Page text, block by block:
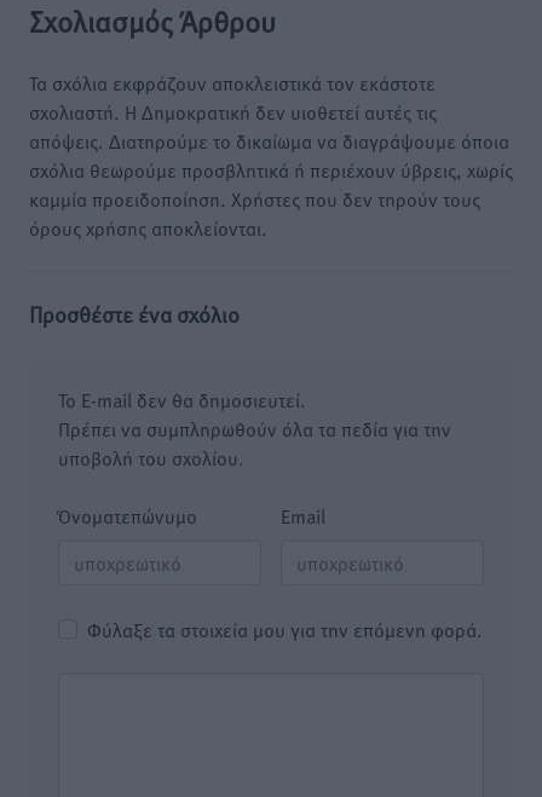
Σχολιασμός Άρθρου
Τα σχόλια εκφράζουν αποκλειστικά τον εκάστοτε
σχολιαστή. Η Δημοκρατική δεν υιοθετεί αυτές τις
απόψεις. Διατηρούμε το δικαίωμα να διαγράψουμε όποια
σχόλια θεωρούμε προσβλητικά ή περιέχουν ύβρεις, χωρίς
καμμία προειδοποίηση. Χρήστες που δεν τηρούν τους
όρους χρήσης αποκλείονται.
Προσθέστε ένα σχόλιο
Το E-mail δεν θα δημοσιευτεί.
Πρέπει να συμπληρωθούν όλα τα πεδία για την
υποβολή του σχολίου.
Όνοματεπώνυμο Email
Φύλαξε τα στοιχεία μου για την επόμενη φορά.